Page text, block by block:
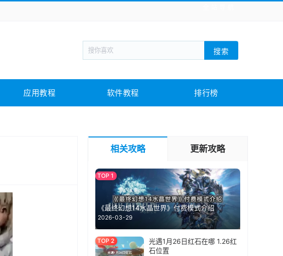
新闻阅读 旅游出行 生活实用
战棋游戏 枪战射击 模拟经营
插件下载 教育教学 游戏娱乐 系统软件 素材下载
搜索
应用教程 软件教程 排行榜
相关攻略 更新攻略
《最终幻想14水晶世界》付费模式介绍
2026-03-29
光遇1月26日红石在哪 1.26红
石位置